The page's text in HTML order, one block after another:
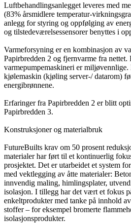
Luftbehandlingsanlegget leveres med
(83% årsmidlere temperatur-
anlegg for styring og oppfølging av
og tilstedeværelsessensorer benyttes i
Varmeforsyning er en kombinasjon av
Papirbredden 2 og fjernvarme fra nettet.
varmepumpemaskineri er miljøvennlige.
kjølemaskin (kjøling server-/ datarom)
energibrønnene.
Erfaringer fra Papirbredden 2 er blitt
Papirbredden 3.
Konstruksjoner og materialbruk
FutureBuilts krav om 50 prosent
materialer har ført til et kontinuerlig
prosjektet. Det er utarbeidet et system
med vektlegging av åtte materialer:
innvendig maling, himlingsplater,
isolasjon. I tillegg har det vært et fokus
enkeltprodukter med tanke på innhold
stoffer – for eksempel bromerte
isolasjonsprodukter.